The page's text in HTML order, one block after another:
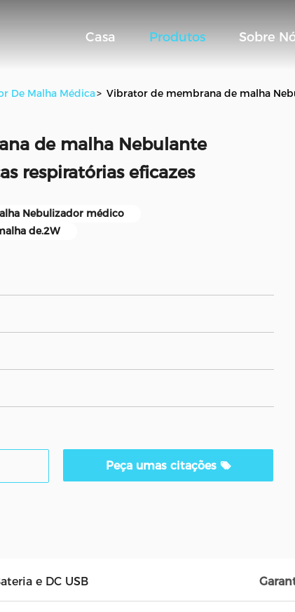
Casa Produtos Sobre
De Malha Médica> Vibrator de membrana de malha
de malha Nebulante
respiratórias eficazes
Nebulizador médico
de.2W
Peça umas citações
e DC USB